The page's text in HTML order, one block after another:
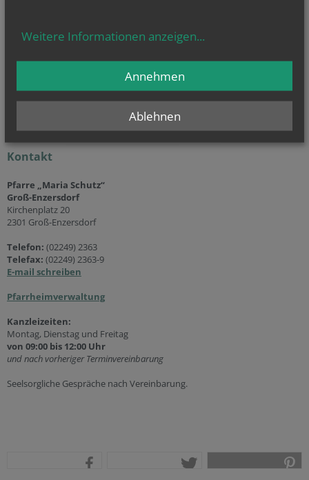
von heute
Um welchen Preis kann ein Mensch sein Leben zurückkaufen?
Kontakt
Pfarre „Maria Schutz“
Groß-Enzersdorf
Kirchenplatz 20
2301 Groß-Enzersdorf
Telefon: (02249) 2363
Telefax: (02249) 2363-9
E-mail schreiben
Pfarrheimverwaltung
Kanzleizeiten:
Montag, Dienstag und Freitag
von 09:00 bis 12:00 Uhr
und nach vorheriger Terminvereinbarung
Seelsorgliche Gespräche nach Vereinbarung.
Weitere Informationen anzeigen...
Ablehnen
Annehmen